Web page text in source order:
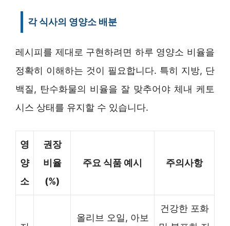
각 식사의 영양소 배분
레시피를 제대로 구현하려면 하루 영양소 비율을
정확히 이해하는 것이 필요합니다. 특히 지방, 단
백질, 탄수화물의 비율을 잘 맞추어야 체내 케토
시스 상태를 유지할 수 있습니다.
영
양
소
권장
비율
(%)
주요 식품 예시 주의사항
올리브 오일, 아보
건강한 포화